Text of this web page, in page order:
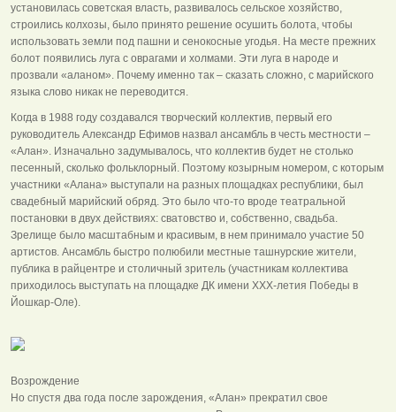
установилась советская власть, развивалось сельское хозяйство,
строились колхозы, было принято решение осушить болота, чтобы
использовать земли под пашни и сенокосные угодья. На месте прежних
болот появились луга с оврагами и холмами. Эти луга в народе и
прозвали «аланом». Почему именно так – сказать сложно, с марийского
языка слово никак не переводится.
Когда в 1988 году создавался творческий коллектив, первый его
руководитель Александр Ефимов назвал ансамбль в честь местности –
«Алан». Изначально задумывалось, что коллектив будет не столько
песенный, сколько фольклорный. Поэтому козырным номером, с которым
участники «Алана» выступали на разных площадках республики, был
свадебный марийский обряд. Это было что-то вроде театральной
постановки в двух действиях: сватовство и, собственно, свадьба.
Зрелище было масштабным и красивым, в нем принимало участие 50
артистов. Ансамбль быстро полюбили местные ташнурские жители,
публика в райцентре и столичный зритель (участникам коллектива
приходилось выступать на площадке ДК имени ХХХ-летия Победы в
Йошкар-Оле).
Возрождение
Но спустя два года после зарождения, «Алан» прекратил свое